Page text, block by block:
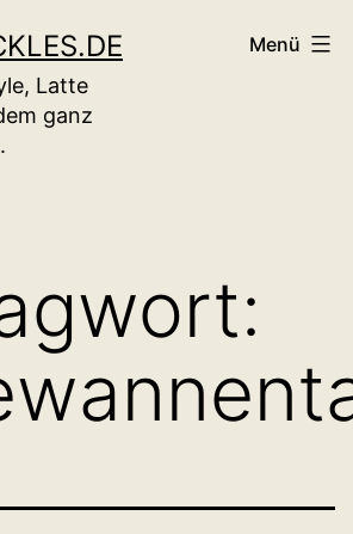
Latte
ganz
Menü